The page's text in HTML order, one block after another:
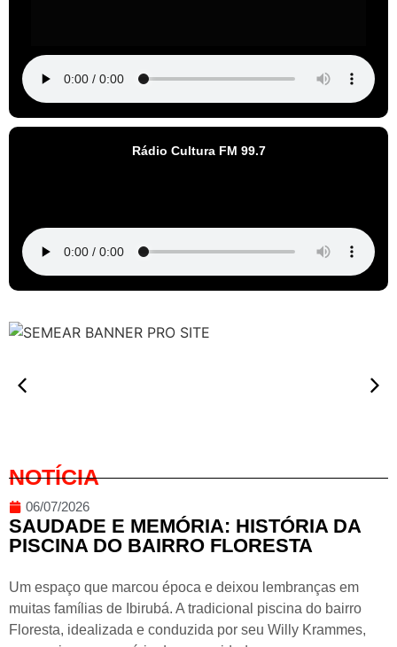
Rádio Cultura FM 99.7
NOTÍCIA
06/07/2026
SAUDADE E MEMÓRIA: HISTÓRIA DA
PISCINA DO BAIRRO FLORESTA
Um espaço que marcou época e deixou lembranças em
muitas famílias de Ibirubá. A tradicional piscina do bairro
Floresta, idealizada e conduzida por seu Willy Krammes,